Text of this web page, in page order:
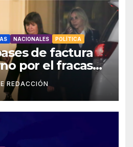
NACIONALES POLÍTICA
de factura
por el fracaso
–
y protestas
REDACCIÓN